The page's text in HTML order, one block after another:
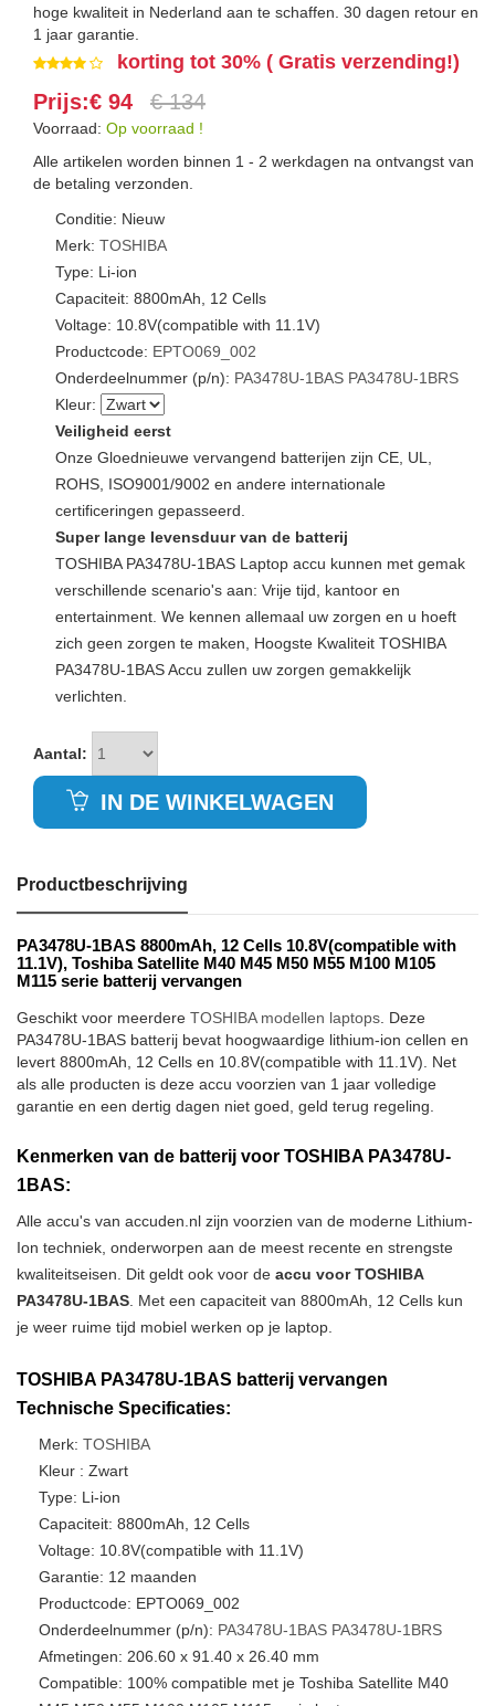
hoge kwaliteit in Nederland aan te schaffen. 30 dagen retour en
1 jaar garantie.
korting tot 30% ( Gratis verzending!)
Prijs:€ 94 € 134
Voorraad: Op voorraad !
Alle artikelen worden binnen 1 - 2 werkdagen na ontvangst van
de betaling verzonden.
Conditie: Nieuw
Merk: TOSHIBA
Type: Li-ion
Capaciteit: 8800mAh, 12 Cells
Voltage: 10.8V(compatible with 11.1V)
Productcode: EPTO069_002
Onderdeelnummer (p/n): PA3478U-1BAS PA3478U-1BRS
Kleur:
Veiligheid eerst
Onze Gloednieuwe vervangend batterijen zijn CE, UL,
ROHS, ISO9001/9002 en andere internationale
certificeringen gepasseerd.
Super lange levensduur van de batterij
TOSHIBA PA3478U-1BAS Laptop accu kunnen met gemak
verschillende scenario's aan: Vrije tijd, kantoor en
entertainment. We kennen allemaal uw zorgen en u hoeft
zich geen zorgen te maken, Hoogste Kwaliteit TOSHIBA
PA3478U-1BAS Accu zullen uw zorgen gemakkelijk
verlichten.
Aantal:
IN DE WINKELWAGEN
Productbeschrijving
PA3478U-1BAS 8800mAh, 12 Cells 10.8V(compatible with
11.1V), Toshiba Satellite M40 M45 M50 M55 M100 M105
M115 serie batterij vervangen
Geschikt voor meerdere TOSHIBA modellen laptops . Deze
PA3478U-1BAS batterij bevat hoogwaardige lithium-ion cellen en
levert 8800mAh, 12 Cells en 10.8V(compatible with 11.1V). Net
als alle producten is deze accu voorzien van 1 jaar volledige
garantie en een dertig dagen niet goed, geld terug regeling.
Kenmerken van de batterij voor TOSHIBA PA3478U-
1BAS:
Alle accu's van accuden.nl zijn voorzien van de moderne Lithium-
Ion techniek, onderworpen aan de meest recente en strengste
kwaliteitseisen. Dit geldt ook voor de accu voor TOSHIBA
PA3478U-1BAS . Met een capaciteit van 8800mAh, 12 Cells kun
je weer ruime tijd mobiel werken op je laptop.
TOSHIBA PA3478U-1BAS batterij vervangen
Technische Specificaties:
Merk: TOSHIBA
Kleur : Zwart
Type: Li-ion
Capaciteit: 8800mAh, 12 Cells
Voltage: 10.8V(compatible with 11.1V)
Garantie: 12 maanden
Productcode: EPTO069_002
Onderdeelnummer (p/n): PA3478U-1BAS PA3478U-1BRS
Afmetingen: 206.60 x 91.40 x 26.40 mm
Compatible: 100% compatible met je Toshiba Satellite M40